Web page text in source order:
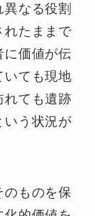
なる役割
れたままで
に価値が伝
いても現地
れても遺跡
いう状況が
ものを保